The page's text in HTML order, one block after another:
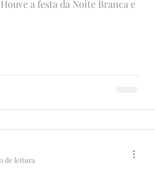
a festa da Noite Branca e
de leitura